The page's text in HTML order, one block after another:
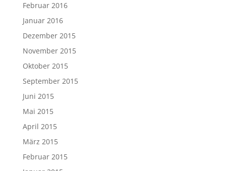
Februar 2016
Januar 2016
Dezember 2015
November 2015
Oktober 2015
September 2015
Juni 2015
Mai 2015
April 2015
März 2015
Februar 2015